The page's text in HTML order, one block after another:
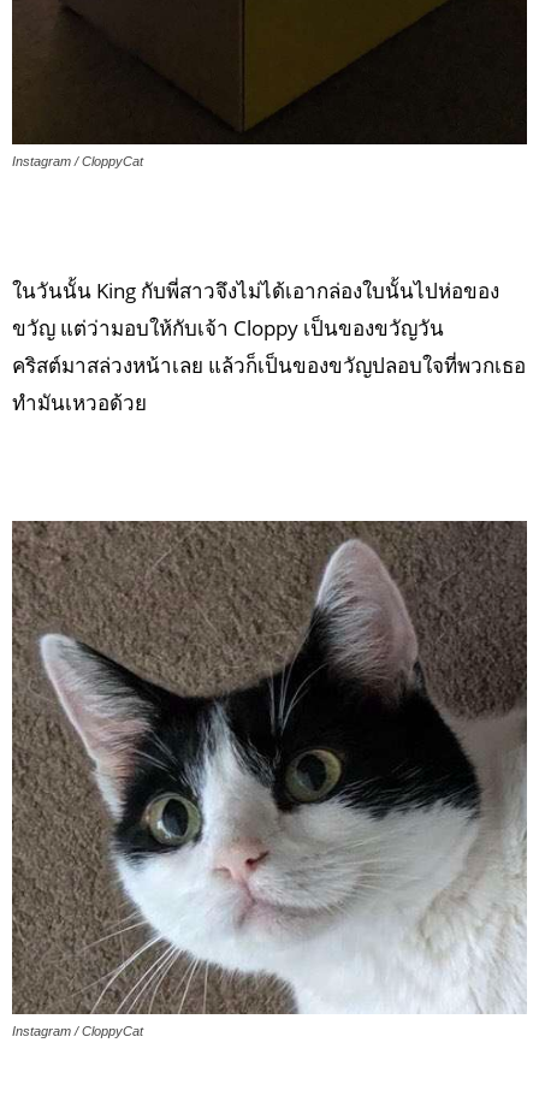
Instagram / CloppyCat
ในวันนั้น King กับพี่สาวจึงไม่ได้เอากล่องใบนั้นไปห่อของ
ขวัญ แต่ว่ามอบให้กับเจ้า Cloppy เป็นของขวัญวัน
คริสต์มาสล่วงหน้าเลย แล้วก็เป็นของขวัญปลอบใจที่พวกเธอ
ทำมันเหวอด้วย
Instagram / CloppyCat